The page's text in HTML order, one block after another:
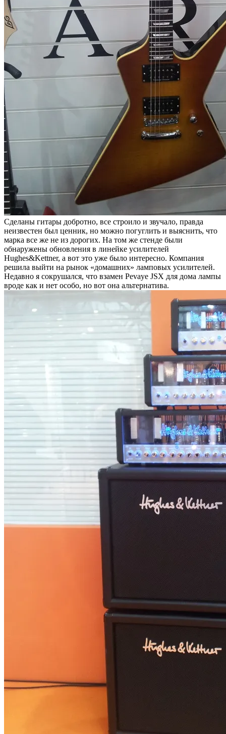
Сделаны гитары добротно, все строило и звучало, правда
неизвестен был ценник, но можно погуглить и выяснить, что
марка все же не из дорогих. На том же стенде были
обнаружены обновления в линейке усилителей
Hughes&Kettner, а вот это уже было интересно. Компания
решила выйти на рынок «домашних» ламповых усилителей.
Недавно я сокрушался, что взамен Pevaye JSX для дома лампы
вроде как и нет особо, но вот она альтернатива.